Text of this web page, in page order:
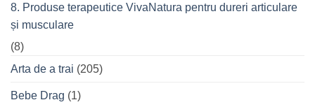
8. Produse terapeutice VivaNatura pentru dureri articulare
și musculare
(8)
Arta de a trai (205)
Bebe Drag (1)